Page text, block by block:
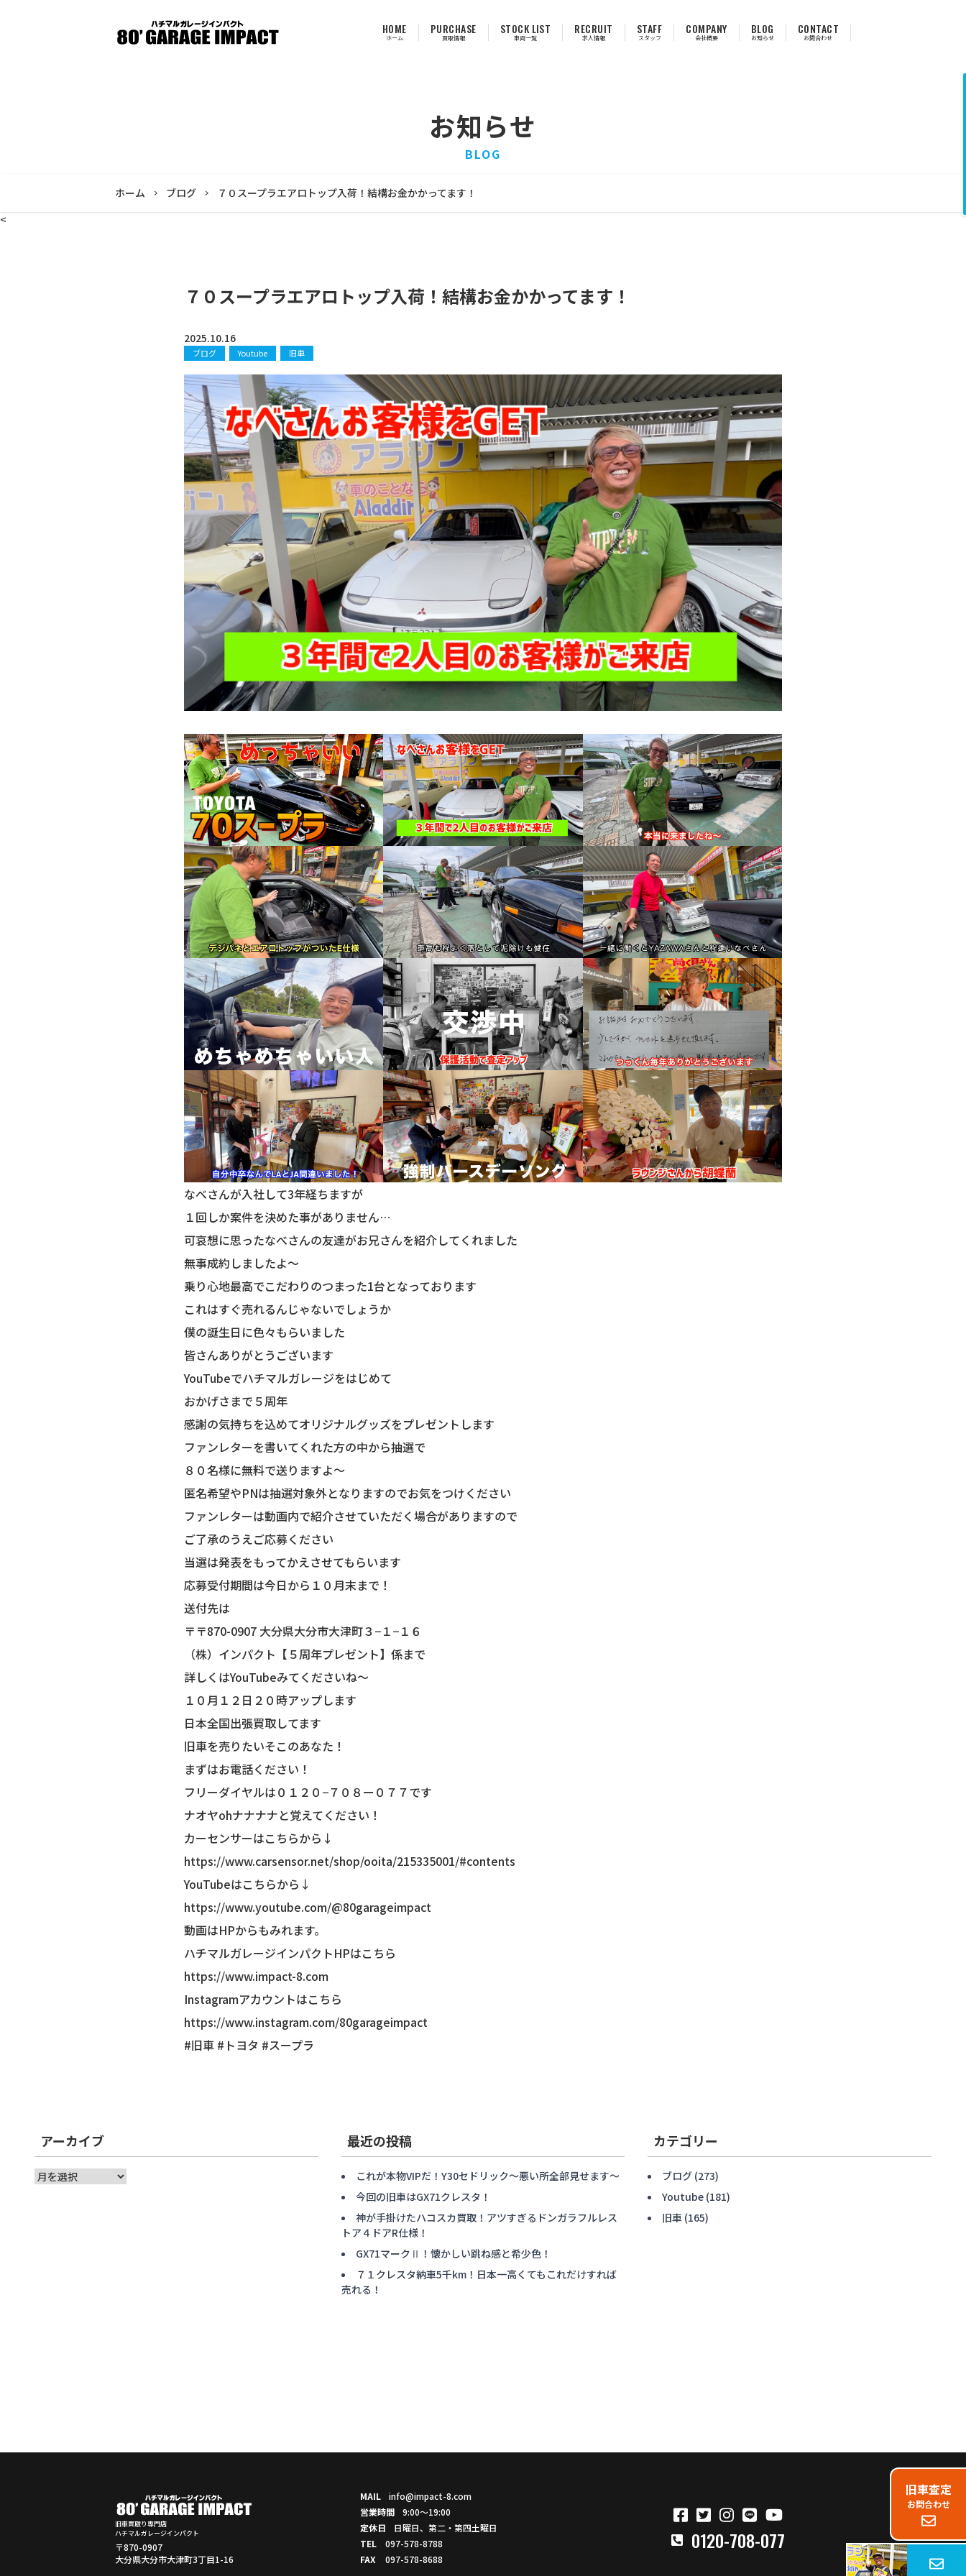
HOME
ホーム
PURCHASE
買取情報
STOCK LIST
車両一覧
RECRUIT
求人情報
STAFF
スタッフ
COMPANY
会社概要
BLOG
お知らせ
CONTACT
お問合わせ
お知らせ
BLOG
ホーム ブログ
７０スープラエアロトップ入荷！結構お金かかってます！
<
７０スープラエアロトップ入荷！結構お金かかってます！
2025.10.16
ブログ Youtube 旧車
なべさんが入社して3年経ちますが
１回しか案件を決めた事がありません…
可哀想に思ったなべさんの友達がお兄さんを紹介してくれました
無事成約しましたよ〜
乗り心地最高でこだわりのつまった1台となっております
これはすぐ売れるんじゃないでしょうか
僕の誕生日に色々もらいました
皆さんありがとうございます
YouTubeでハチマルガレージをはじめて
おかげさまで５周年
感謝の気持ちを込めてオリジナルグッズをプレゼントします
ファンレターを書いてくれた方の中から抽選で
８０名様に無料で送りますよ〜
匿名希望やPNは抽選対象外となりますのでお気をつけください
ファンレターは動画内で紹介させていただく場合がありますので
ご了承のうえご応募ください
当選は発表をもってかえさせてもらいます
応募受付期間は今日から１０月末まで！
送付先は
〒〒870-0907 大分県大分市大津町３−１−１６
（株）インパクト【５周年プレゼント】係まで
詳しくはYouTubeみてくださいね〜
１０月１２日２０時アップします
日本全国出張買取してます
旧車を売りたいそこのあなた！
まずはお電話ください！
フリーダイヤルは０１２０−７０８ー０７７です
ナオヤohナナナナと覚えてください！
カーセンサーはこちらから↓
https://www.carsensor.net/shop/ooita/215335001/#contents
YouTubeはこちらから↓
https://www.youtube.com/@80garageimpact
動画はHPからもみれます。
ハチマルガレージインパクトHPはこちら
https://www.impact-8.com
Instagramアカウントはこちら
https://www.instagram.com/80garageimpact
#旧車 #トヨタ #スープラ
アーカイブ
ア
最近の投稿
これが本物VIPだ！Y30セドリック〜悪い所全部見せます〜
今回の旧車はGX71クレスタ！
神が手掛けたハコスカ買取！アツすぎるドンガラフルレス
トア４ドアR仕様！
GX71マークⅡ！懐かしい跳ね感と希少色！
７１クレスタ納車5千km！日本一高くてもこれだけすれば
売れる！
カテゴリー
ブログ (273)
Youtube (181)
旧車 (165)
旧車買取り専門店
ハチマルガレージインパクト
〒870-0907
大分県大分市大津町3丁目1-16
MAIL
info@impact-8.com
営業時間
9:00～19:00
定休日
日曜日、第二・第四土曜日
TEL
097-578-8788
FAX
097-578-8688
0120-708-077
旧車査定
お問合わせ